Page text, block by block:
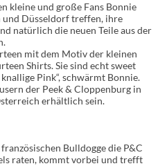
kleine und große Fans Bonnie
und Düsseldorf treffen, ihre
natürlich die neuen Teile aus der
mit dem Motiv der kleinen
Shirts. Sie sind echt sweet
Pink“, schwärmt Bonnie.
der Peek & Cloppenburg in
erhältlich sein.
Bulldogge die P&C
raten, kommt vorbei und trefft